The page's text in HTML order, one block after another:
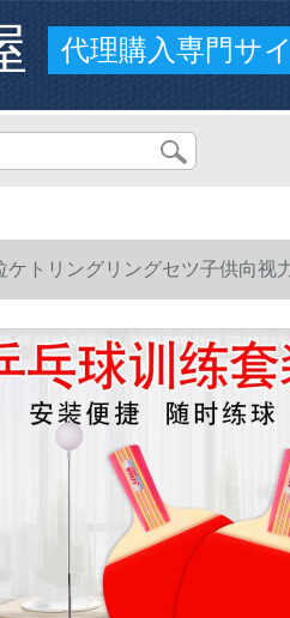
代理購入専門サ
ケトリングリングセツ子供向视